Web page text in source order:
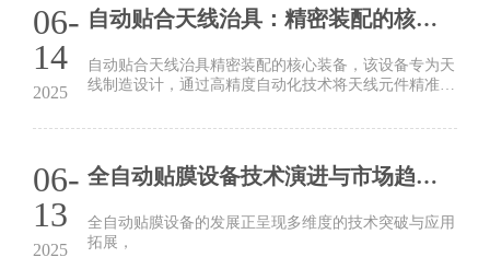
自动贴合天线治具：精密装配的核心装备‌
06-
14
2025
自动贴合天线治具精密装配的核心装备‌，该设备专为天
线制造设计，通过高精度自动化技术将天线元件精准贴
全自动贴膜设备技术演进与市场趋势全景解析
06-
13
2025
全自动贴膜设备的发展正呈现多维度的技术突破与应用
拓展，